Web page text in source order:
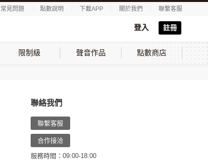
常見問題 點數說明 下載APP 關於我們 聯繫客服
登入 註冊
限制級 聲音作品 點數商店
聯絡我們
聯繫客服
合作接洽
服務時間：09:00-18:00